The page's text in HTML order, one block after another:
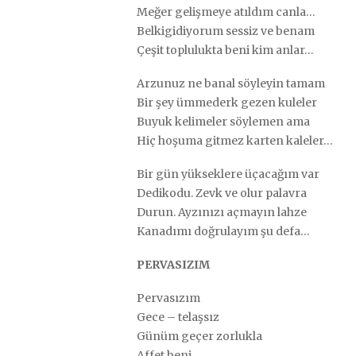
Meğer gelişmeye atıldım canla…
Belkigidiyorum sessiz ve benam
Çeşit toplulukta beni kim anlar…
Arzunuz ne banal söyleyin tamam
Bir şey ümmederk gezen kuleler
Buyuk kelimeler söylemen ama
Hiç hoşuma gitmez karten kaleler…
Bir gün yükseklere üçacağım var
Dedikodu. Zevk ve olur palavra
Durun. Ayzınızı açmayın lahze
Kanadımı doğrulayım şu defa…
PERVASIZIM
Pervasızım
Gece – telaşsız
Günüm geçer zorlukla